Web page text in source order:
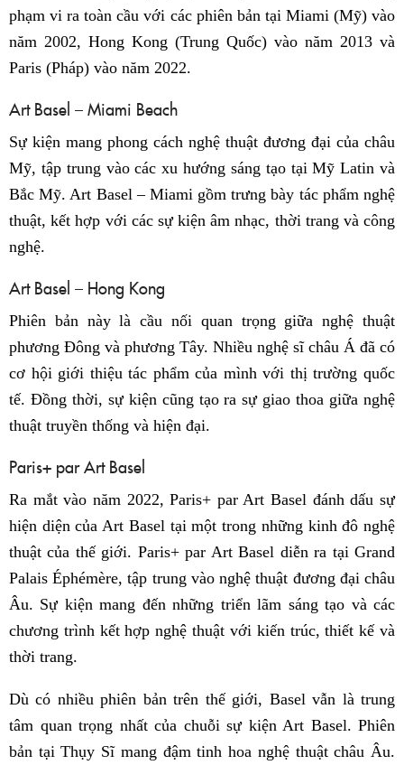
phạm vi ra toàn cầu với các phiên bản tại Miami (Mỹ) vào
năm 2002, Hong Kong (Trung Quốc) vào năm 2013 và
Paris (Pháp) vào năm 2022.
Art Basel – Miami Beach
Sự kiện mang phong cách nghệ thuật đương đại của châu
Mỹ, tập trung vào các xu hướng sáng tạo tại Mỹ Latin và
Bắc Mỹ. Art Basel – Miami gồm trưng bày tác phẩm nghệ
thuật, kết hợp với các sự kiện âm nhạc, thời trang và công
nghệ.
Art Basel – Hong Kong
Phiên bản này là cầu nối quan trọng giữa nghệ thuật
phương Đông và phương Tây. Nhiều nghệ sĩ châu Á đã có
cơ hội giới thiệu tác phẩm của mình với thị trường quốc
tế. Đồng thời, sự kiện cũng tạo ra sự giao thoa giữa nghệ
thuật truyền thống và hiện đại.
Paris+ par Art Basel
Ra mắt vào năm 2022, Paris+ par Art Basel đánh dấu sự
hiện diện của Art Basel tại một trong những kinh đô nghệ
thuật của thế giới. Paris+ par Art Basel diễn ra tại Grand
Palais Éphémère, tập trung vào nghệ thuật đương đại châu
Âu. Sự kiện mang đến những triển lãm sáng tạo và các
chương trình kết hợp nghệ thuật với kiến trúc, thiết kế và
thời trang.
Dù có nhiều phiên bản trên thế giới, Basel vẫn là trung
tâm quan trọng nhất của chuỗi sự kiện Art Basel. Phiên
bản tại Thụy Sĩ mang đậm tinh hoa nghệ thuật châu Âu.